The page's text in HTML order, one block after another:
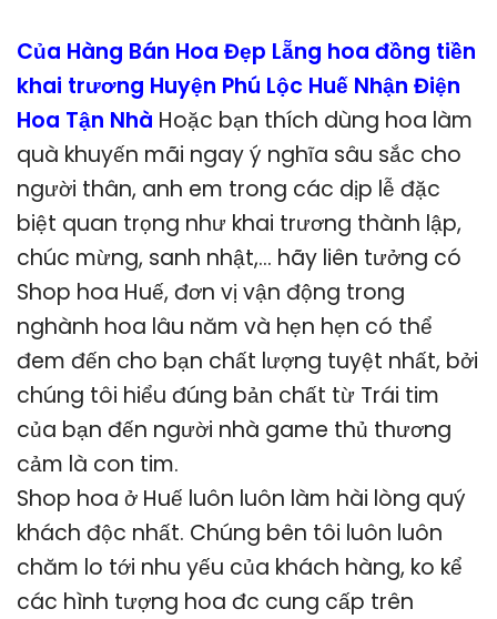
Của Hàng Bán Hoa Đẹp Lẵng hoa đồng tiền
khai trương Huyện Phú Lộc Huế Nhận Điện
Hoa Tận Nhà Hoặc bạn thích dùng hoa làm
quà khuyến mãi ngay ý nghĩa sâu sắc cho
người thân, anh em trong các dịp lễ đặc
biệt quan trọng như khai trương thành lập,
chúc mừng, sanh nhật,… hãy liên tưởng có
Shop hoa Huế, đơn vị vận động trong
nghành hoa lâu năm và hẹn hẹn có thể
đem đến cho bạn chất lượng tuyệt nhất, bởi
chúng tôi hiểu đúng bản chất từ Trái tim
của bạn đến người nhà game thủ thương
cảm là con tim.
Shop hoa ở Huế luôn luôn làm hài lòng quý
khách độc nhất. Chúng bên tôi luôn luôn
chăm lo tới nhu yếu của khách hàng, ko kể
các hình tượng hoa đc cung cấp trên